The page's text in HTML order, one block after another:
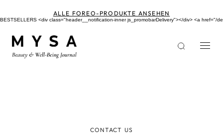
Inhalt
ALLE FOREO-PRODUKTE ANSEHEN
BESTSELLERS <div class="header__notification-inner js_promobarDelivery"></div> <a href="/
CONTACT US